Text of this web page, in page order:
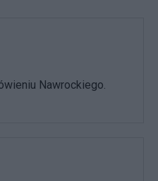
Nawrockiego.